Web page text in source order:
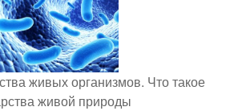
живых организмов. Что такое
живой природы